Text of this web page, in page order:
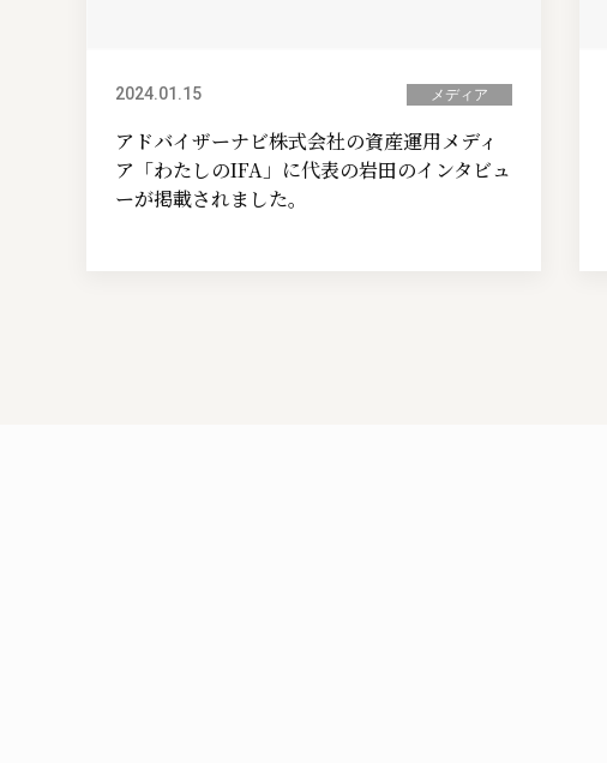
2024.01.15 メディア
アドバイザーナビ株式会社の資産運用メディ
ア「わたしのIFA」に代表の岩田のインタビュ
ーが掲載されました。